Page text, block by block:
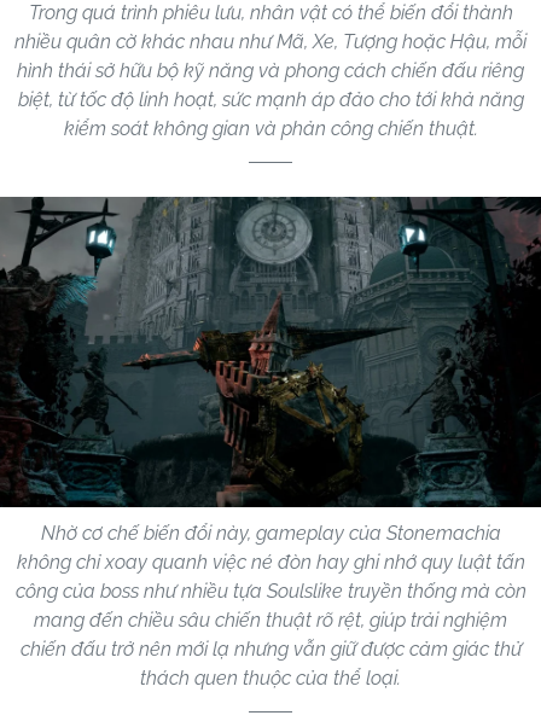
Trong quá trình phiêu lưu, nhân vật có thể biến đổi thành
nhiều quân cờ khác nhau như Mã, Xe, Tượng hoặc Hậu, mỗi
hình thái sở hữu bộ kỹ năng và phong cách chiến đấu riêng
biệt, từ tốc độ linh hoạt, sức mạnh áp đảo cho tới khả năng
kiểm soát không gian và phản công chiến thuật.
Nhờ cơ chế biến đổi này, gameplay của Stonemachia
không chỉ xoay quanh việc né đòn hay ghi nhớ quy luật tấn
công của boss như nhiều tựa Soulslike truyền thống mà còn
mang đến chiều sâu chiến thuật rõ rệt, giúp trải nghiệm
chiến đấu trở nên mới lạ nhưng vẫn giữ được cảm giác thử
thách quen thuộc của thể loại.